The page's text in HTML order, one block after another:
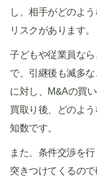
し、相手がどのよ
リスクがあります。
子どもや従業員な
で、引継後も滅多
に対し、M&Aの買
買取り後、どのよ
知数です。
また、条件交渉を
突きつけてくるの